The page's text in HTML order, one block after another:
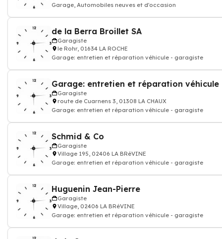
Garage, Automobiles neuves et d'occasion
de la Berra Broillet SA
Garagiste
le Rohr, 01634 LA ROCHE
Garage: entretien et réparation véhicule - garagiste
Garagiste
route de Cuarnens 3, 01308 LA CHAUX
Garage: entretien et réparation véhicule - garagiste
Schmid & Co
Garagiste
Village 195, 02406 LA BRéVINE
Garage: entretien et réparation véhicule - garagiste
Huguenin Jean-Pierre
Garagiste
Village, 02406 LA BRéVINE
Garage: entretien et réparation véhicule - garagiste